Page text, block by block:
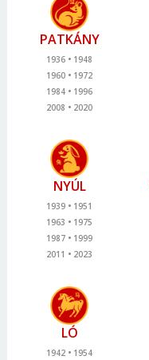
PATKÁNY
1936
1948
1960
1972
1984
1996
2008
2020
NYÚL
1939
1951
1963
1975
1987
1999
2011
2023
LÓ
1942
1954